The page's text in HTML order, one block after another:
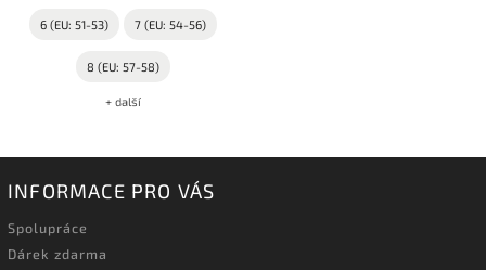
6 (EU: 51-53) 7 (EU: 54-56)
8 (EU: 57-58)
+ další
INFORMACE PRO VÁS
Spolupráce
Dárek zdarma